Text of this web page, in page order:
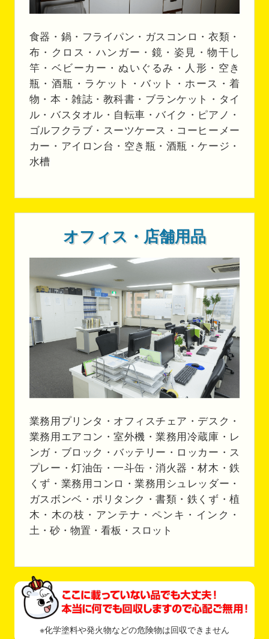
食器・鍋・フライパン・ガスコンロ・衣類・
布・クロス・ハンガー・鏡・姿見・物干し
竿・ベビーカー・ぬいぐるみ・人形・空き
瓶・酒瓶・ラケット・バット・ホース・着
物・本・雑誌・教科書・ブランケット・タイ
ル・バスタオル・自転車・バイク・ピアノ・
ゴルフクラブ・スーツケース・コーヒーメー
カー・アイロン台・空き瓶・酒瓶・ケージ・
水槽
オフィス・店舗用品
業務用プリンタ・オフィスチェア・デスク・
業務用エアコン・室外機・業務用冷蔵庫・レ
ンガ・ブロック・バッテリー・ロッカー・ス
プレー・灯油缶・一斗缶・消火器・材木・鉄
くず・業務用コンロ・業務用シュレッダー・
ガスボンベ・ポリタンク・書類・鉄くず・植
木・木の枝・アンテナ・ペンキ・インク・
土・砂・物置・看板・スロット
※化学塗料や発火物などの危険物は回収できません